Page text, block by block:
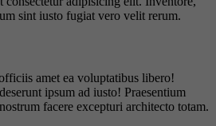
sint iusto fugiat vero velit rerum.
amet ea voluptatibus libero!
ipsum ad iusto! Praesentium
facere excepturi architecto totam.